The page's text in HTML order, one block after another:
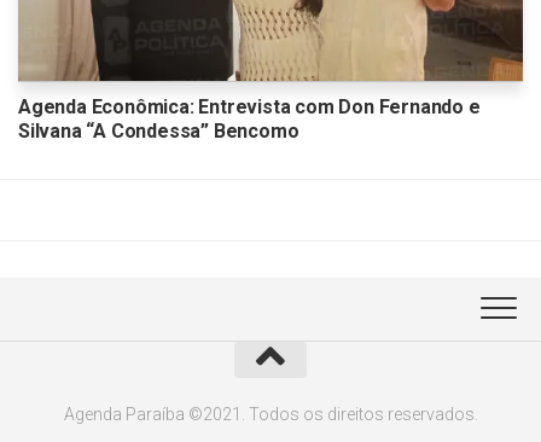
Agenda Econômica: Entrevista com Don Fernando e
Silvana “A Condessa” Bencomo
Agenda Paraíba ©2021. Todos os direitos reservados.